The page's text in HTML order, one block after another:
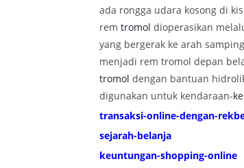
ada rongga udara kosong di
rem tromol dioperasikan
yang bergerak ke arah
menjadi rem tromol depan
tromol dengan bantuan
digunakan untuk kendaraan-
transaksi-online-dengan-
sejarah-belanja
keuntungan-shopping-online